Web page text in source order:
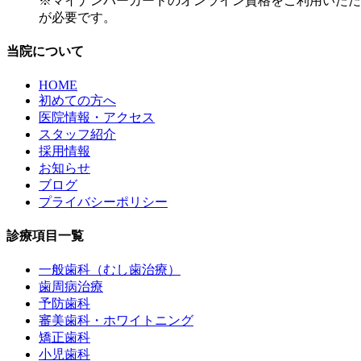
が必要です。
当院について
HOME
初めての方へ
医院情報・アクセス
スタッフ紹介
採用情報
お知らせ
ブログ
プライバシーポリシー
診療項目一覧
一般歯科（むし歯治療）
歯周病治療
予防歯科
審美歯科・ホワイトニング
矯正歯科
小児歯科